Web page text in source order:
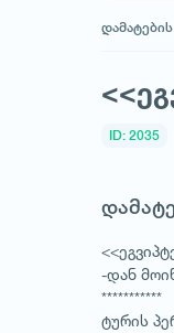
ID: 2035
-დან
***********
ტურის